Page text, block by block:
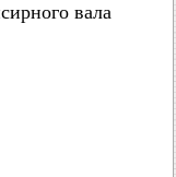
вала